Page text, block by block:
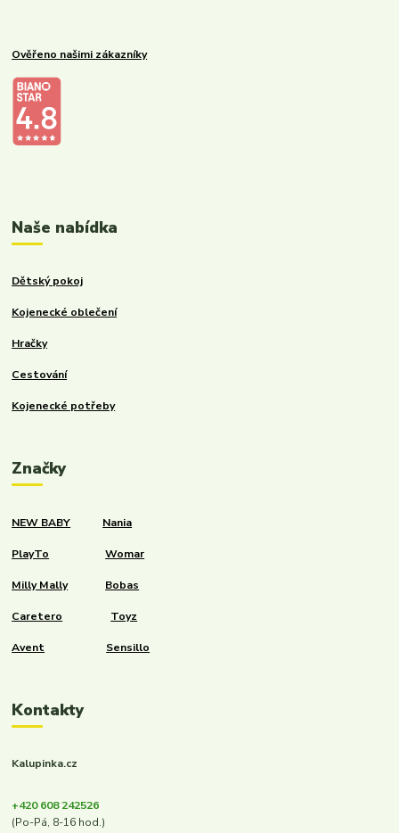
Ověřeno našimi zákazníky
Naše nabídka
Dětský pokoj
Kojenecké oblečení
Hračky
Cestování
Kojenecké potřeby
Značky
NEW BABY Nania
PlayTo Womar
Milly Mally Bobas
Caretero Toyz
Avent Sensillo
Kontakty
Kalupinka.cz
+420 608 242526
(Po-Pá, 8-16 hod.)